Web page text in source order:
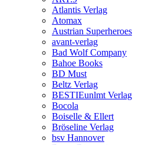
Atlantis Verlag
Atomax
Austrian Superheroes
avant-verlag
Bad Wolf Company
Bahoe Books
BD Must
Beltz Verlag
BESTIEunlmt Verlag
Bocola
Boiselle & Ellert
Bröseline Verlag
bsv Hannover